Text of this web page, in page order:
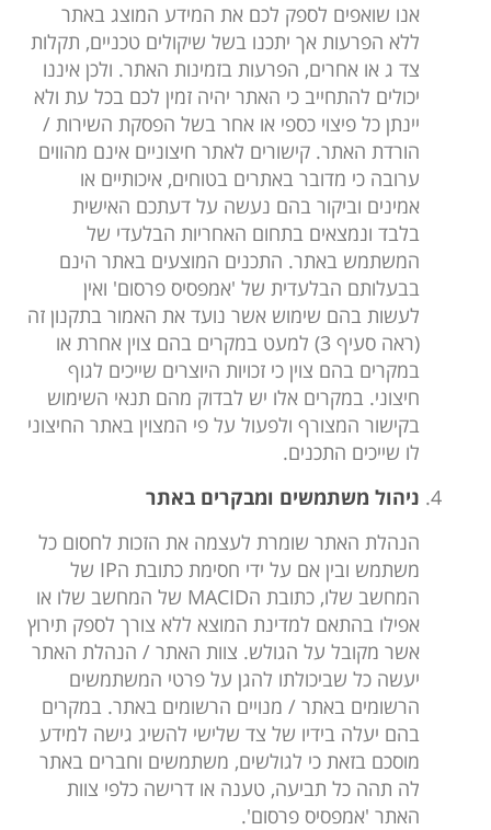
אנו שואפים לספק לכם את המידע המוצג באתר
ללא הפרעות אך יתכנו בשל שיקולים טכניים, תקלות
צד ג או אחרים, הפרעות בזמינות האתר. ולכן איננו
יכולים להתחייב כי האתר יהיה זמין לכם בכל עת ולא
יינתן כל פיצוי כספי או אחר בשל הפסקת השירות /
הורדת האתר. קישורים לאתר חיצוניים אינם מהווים
ערובה כי מדובר באתרים בטוחים, איכותיים או
אמינים וביקור בהם נעשה על דעתכם האישית
בלבד ונמצאים בתחום האחריות הבלעדי של
המשתמש באתר. התכנים המוצעים באתר הינם
בבעלותם הבלעדית של 'אמפסיס פרסום' ואין
לעשות בהם שימוש אשר נועד את האמור בתקנון זה
(ראה סעיף 3) למעט במקרים בהם צוין אחרת או
במקרים בהם צוין כי זכויות היוצרים שייכים לגוף
חיצוני. במקרים אלו יש לבדוק מהם תנאי השימוש
בקישור המצורף ולפעול על פי המצוין באתר החיצוני
לו שייכים התכנים.
ניהול משתמשים ומבקרים באתר
הנהלת האתר שומרת לעצמה את הזכות לחסום כל
משתמש ובין אם על ידי חסימת כתובת הIP של
המחשב שלו, כתובת הMACID של המחשב שלו או
אפילו בהתאם למדינת המוצא ללא צורך לספק תירוץ
אשר מקובל על הגולש. צוות האתר / הנהלת האתר
יעשה כל שביכולתו להגן על פרטי המשתמשים
הרשומים באתר / מנויים הרשומים באתר. במקרים
בהם יעלה בידיו של צד שלישי להשיג גישה למידע
מוסכם בזאת כי לגולשים, משתמשים וחברים באתר
לה תהה כל תביעה, טענה או דרישה כלפי צוות
האתר 'אמפסיס פרסום'.